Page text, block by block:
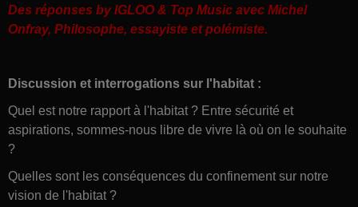
Des réponses by IGLOO & Top Music avec Michel
Onfray, Philosophe, essayiste et polémiste.
Discussion et interrogations sur l'habitat :
Quel est notre rapport à l'habitat ? Entre sécurité et
aspirations, sommes-nous libre de vivre là où on le souhaite
?
Quelles sont les conséquences du confinement sur notre
vision de l'habitat ?